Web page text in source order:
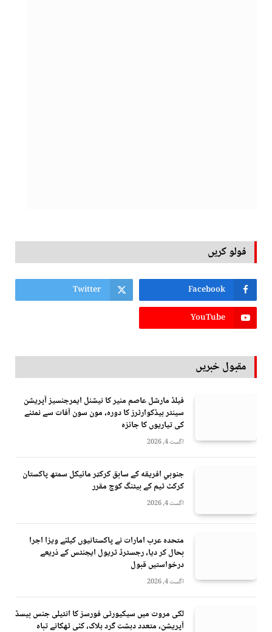
فولو کریں
Facebook
Twitter
YouTube
مقبول خبریں
فیلڈ مارشل عاصم منیر کا نیشنل ایمرجنسیز آپریشن
سینٹر ہیڈکوارٹرز کا دورہ، مون سون آفات سے نمٹنے
کی تیاریوں کا جائزہ
اگست 4, 2026
جنوبي افريقه کے سابق کرکټر مائیکل سمتھ پاکستان
کرکٹ ٹیم کے بیٹنگ کوچ مقرر
اگست 4, 2026
متحدہ عرب امارات نے پاکستانیوں کیلئے ویزا اجرا
بحال کر دیا، رجسٹرڈ ٹریول ایجنٹس کے ذریعے
درخواستیں قبول
اگست 4, 2026
لکی مروت میں سیکیورٹی فورسز کا انٹیلی جنس بیسڈ
آپریشن، متعدد دہشت گرد ہلاک، کئی ٹھکانے تباہ